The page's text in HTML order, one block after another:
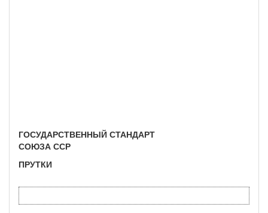
ГОСУДАРСТВЕННЫЙ СТАНДАРТ
СОЮЗА ССР
ПРУТКИ